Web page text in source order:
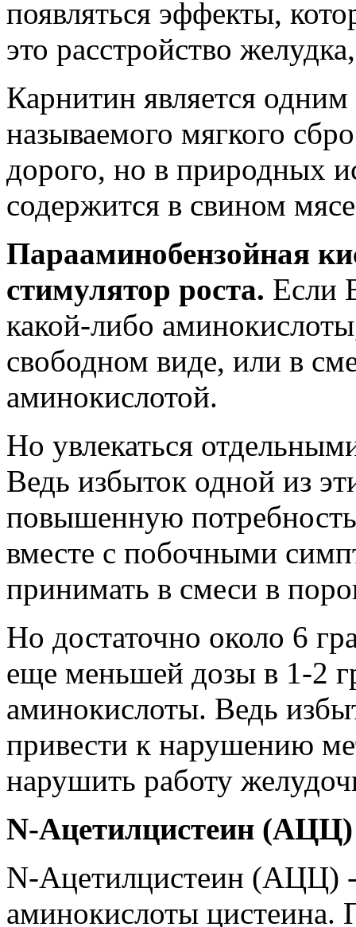
появляться эффекты,
это расстройство
Карнитин является
называемого мягкого
дорого, но в природных
содержится в свином
Парааминобензойная
стимулятор роста. Если
какой-либо
свободном виде, или в
аминокислотой.
Но увлекаться
Ведь избыток одной из
повышенную
вместе с побочными
принимать в смеси в
Но достаточно около 6
еще меньшей дозы в 1-2
аминокислоты. Ведь
привести к нарушению
нарушить работу
N-Ацетилцистеин (АЦЦ)
N-Ацетилцистеин (АЦЦ) -
аминокислоты цистеина.